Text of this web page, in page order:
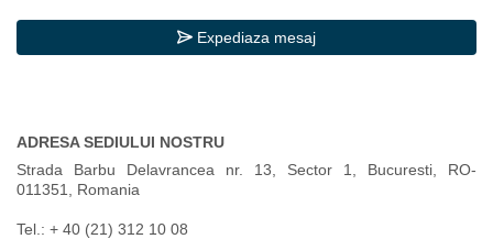
Expediaza mesaj
ADRESA SEDIULUI NOSTRU
Strada Barbu Delavrancea nr. 13, Sector 1, Bucuresti, RO-
011351, Romania
Tel.: + 40 (21) 312 10 08